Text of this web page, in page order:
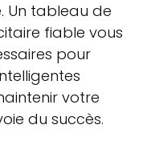
Un tableau de
fiable vous
pour
votre
du succès.